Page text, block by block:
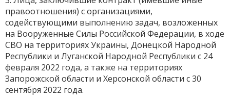
правоотношения) с организациями,
содействующими выполнению задач, возложенных
на Вооруженные Силы Российской Федерации, в ходе
СВО на территориях Украины, Донецкой Народной
Республики и Луганской Народной Республики с 24
февраля 2022 года, а также на территориях
Запорожской области и Херсонской области с 30
сентября 2022 года.